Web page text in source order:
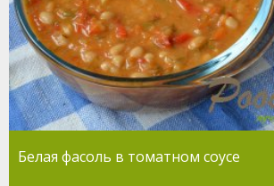
Белая фасоль в томатном соусе